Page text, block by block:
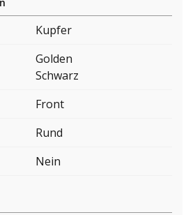
Kupfer
Golden
Schwarz
Front
Rund
Nein